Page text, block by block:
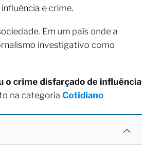
e crime.
Em um país onde a
investigativo como
o crime disfarçado de influência
na categoria Cotidiano